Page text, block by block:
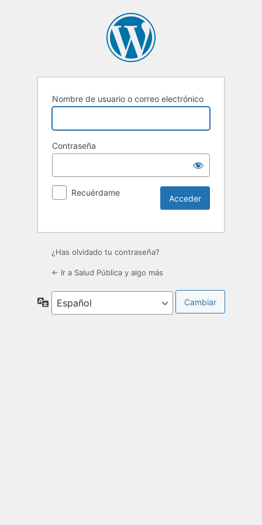
Nombre de usuario o correo electrónico
Contraseña
Recuérdame
¿Has olvidado tu contraseña?
← Ir a Salud Pública y algo más
Idioma